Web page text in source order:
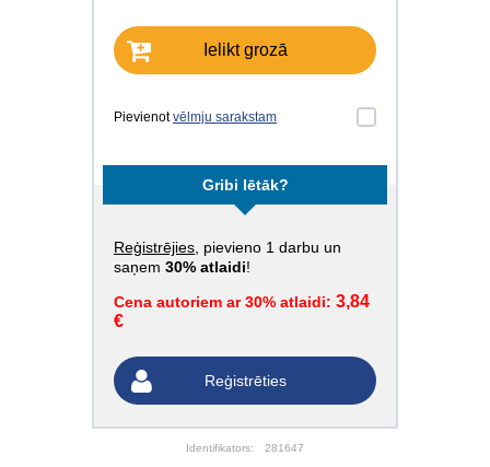
Ielikt grozā
Pievienotvēlmju sarakstam
Gribi lētāk?
Reģistrējies , pievieno 1 darbu un
saņem 30% atlaidi!
Cena autoriem ar 30% atlaidi: 3,84
€
Reģistrēties
Identifikators: 281647